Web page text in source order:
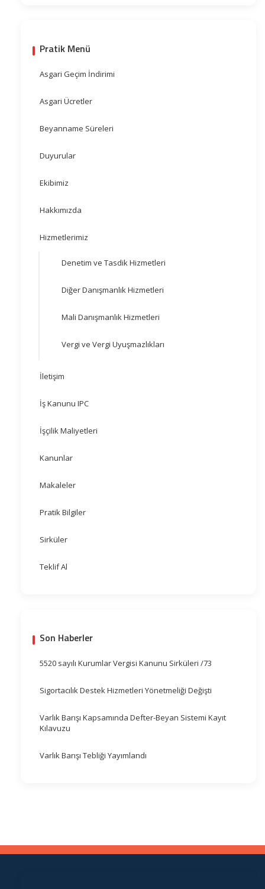
Pratik Menü
Asgari Geçim İndirimi
Asgari Ücretler
Beyanname Süreleri
Duyurular
Ekibimiz
Hakkımızda
Hizmetlerimiz
Denetim ve Tasdik Hizmetleri
Diğer Danışmanlık Hizmetleri
Mali Danışmanlık Hizmetleri
Vergi ve Vergi Uyuşmazlıkları
İletişim
İş Kanunu IPC
İşçilik Maliyetleri
Kanunlar
Makaleler
Pratik Bilgiler
Sirküler
Teklif Al
Son Haberler
5520 sayılı Kurumlar Vergisi Kanunu Sirküleri /73
Sigortacılık Destek Hizmetleri Yönetmeliği Değişti
Varlık Barışı Kapsamında Defter-Beyan Sistemi Kayıt
Kılavuzu
Varlık Barışı Tebliği Yayımlandı